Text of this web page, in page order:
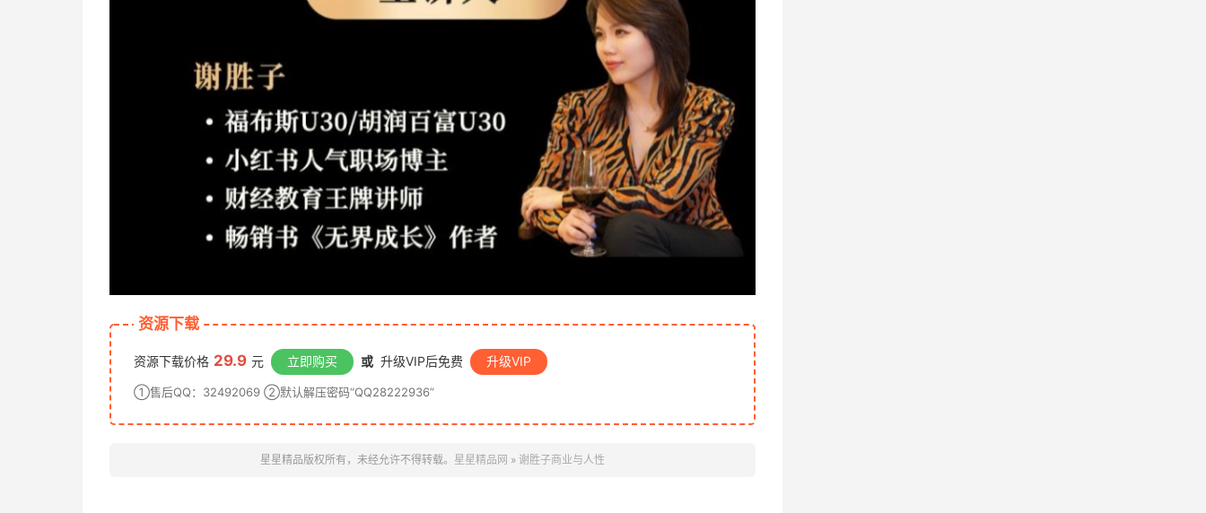
资源下载
资源下载价格 29.9 元 立即购买 或 升级VIP后免费 升级VIP
①售后QQ：32492069 ②默认解压密码“QQ28222936”
星星精品版权所有，未经允许不得转载。 星星精品网 » 谢胜子商业与人性